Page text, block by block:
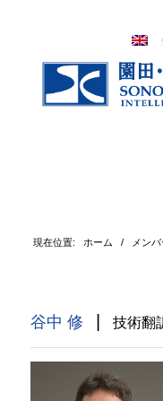
現在位置: ホーム / メンバ
谷中 修 | 技術翻